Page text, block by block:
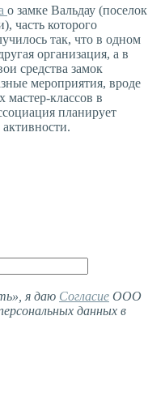
о замке Вальдау (поселок
часть которого
так, что в одном
организация, а в
средства замок
мероприятия, вроде
классов в
планирует
я даю Согласие ООО
данных в